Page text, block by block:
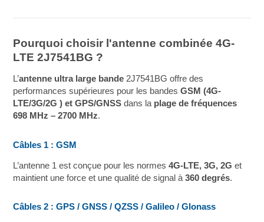
Pourquoi choisir l'antenne combinée 4G-
LTE 2J7541BG ?
L’antenne ultra large bande 2J7541BG offre des
performances supérieures pour les bandesGSM (4G-
LTE/3G/2G ) et GPS/GNSS dans la plage de fréquences
698 MHz – 2700 MHz.
Câbles 1 :GSM
L’antenne 1 est conçue pour les normes4G-LTE, 3G, 2Get
maintient une force et une qualité de signal à360 degrés.
Câbles 2 : GPS / GNSS / QZSS / Galileo / Glonass